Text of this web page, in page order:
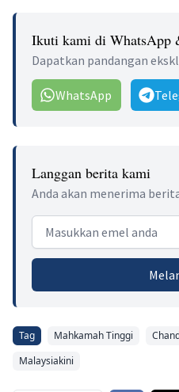
Ikuti kami di WhatsApp
Dapatkan pandangan
WhatsApp
Langgan berita kami
Anda akan menerima
Email address
Tag Mahkamah Tinggi
Malaysiakini